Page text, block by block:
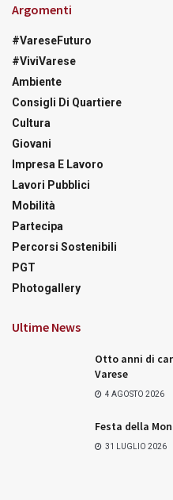
Argomenti
#VareseFuturo
#ViviVarese
Ambiente
Consigli Di Quartiere
Cultura
Giovani
Impresa E Lavoro
Lavori Pubblici
Mobilità
Partecipa
Percorsi Sostenibili
PGT
Photogallery
Ultime News
Otto anni di
Varese
4 AGOSTO 2026
Festa della
31 LUGLIO 2026